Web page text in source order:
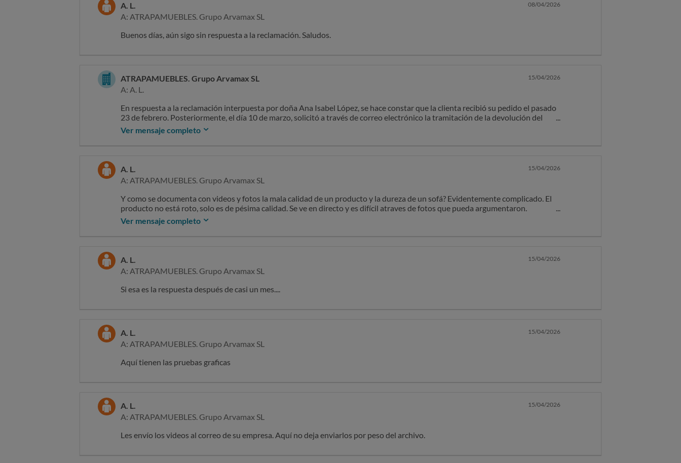
A. L.
A: ATRAPAMUEBLES. Grupo Arvamax SL
08/04/2026
Buenos días, aún sigo sin respuesta a la reclamación. Saludos.
ATRAPAMUEBLES. Grupo Arvamax SL
A: A. L.
15/04/2026
En respuesta a la reclamación interpuesta por doña Ana Isabel López, se hace constar que la clienta recibió su pedido el pasado
23 de febrero. Posteriormente, el día 10 de marzo, solicitó a través de correo electrónico la tramitación de la devolución del
mismo, alegando que el producto le parecía de mala calidad y excesivamente duro.
las anomalías indicadas, con el fin de poder tramitar la correspondiente incidencia con el fabricante.
No obstante, hasta la fecha, la clienta no ha facilitado ninguna documentación que permita gestionar una posible incidencia
relativa al producto adquirido, Sofá Chaiselongue Cama MOSCU gris reversible. Tal y como se le indicó, resulta imprescindible
que documente adecuadamente las supuestas anomalías ante el Departamento de Atención al Cliente, a fin de que este pueda
trasladar la incidencia al fabricante, valorar la situación y determinar la resolución correspondiente.
Ver mensaje completo
A. L.
A: ATRAPAMUEBLES. Grupo Arvamax SL
15/04/2026
Y como se documenta con videos y fotos la mala calidad de un producto y la dureza de un sofá? Evidentemente complicado. El
producto no está roto, solo es de pésima calidad. Se ve en directo y es difícil atraves de fotos que pueda argumentaron.
Ver mensaje completo
A. L.
A: ATRAPAMUEBLES. Grupo Arvamax SL
15/04/2026
Si esa es la respuesta después de casi un mes....
A. L.
A: ATRAPAMUEBLES. Grupo Arvamax SL
15/04/2026
Aquí tienen las pruebas graficas
A. L.
A: ATRAPAMUEBLES. Grupo Arvamax SL
15/04/2026
Les envío los videos al correo de su empresa. Aquí no deja enviarlos por peso del archivo.